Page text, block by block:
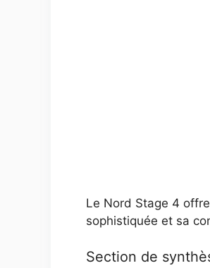
Le Nord Stage 4
sophistiquée et sa
Section de